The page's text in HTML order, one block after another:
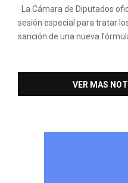
La Cámara de Diputados
sesión especial para tratar
sanción de una nueva fórmula
VER MAS